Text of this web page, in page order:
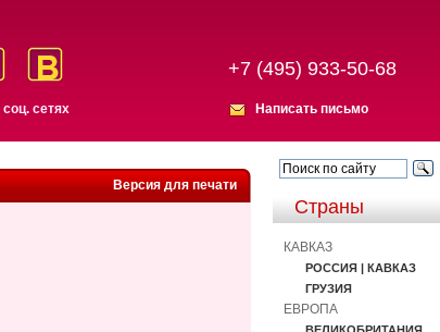
сетях
+7 (495) 933-50-68
Написать письмо
Версия для печати
Страны
КАВКАЗ
РОССИЯ | КАВКАЗ
ГРУЗИЯ
ЕВРОПА